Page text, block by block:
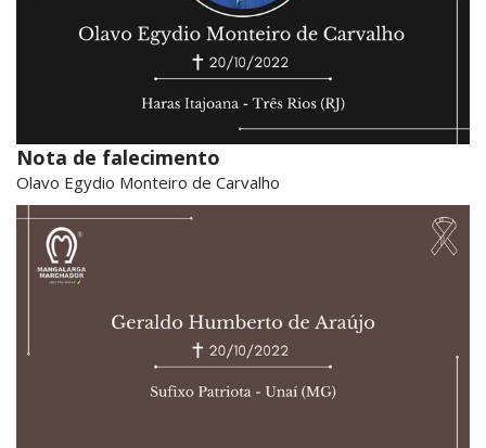
Nota de falecimento
Olavo Egydio Monteiro de Carvalho